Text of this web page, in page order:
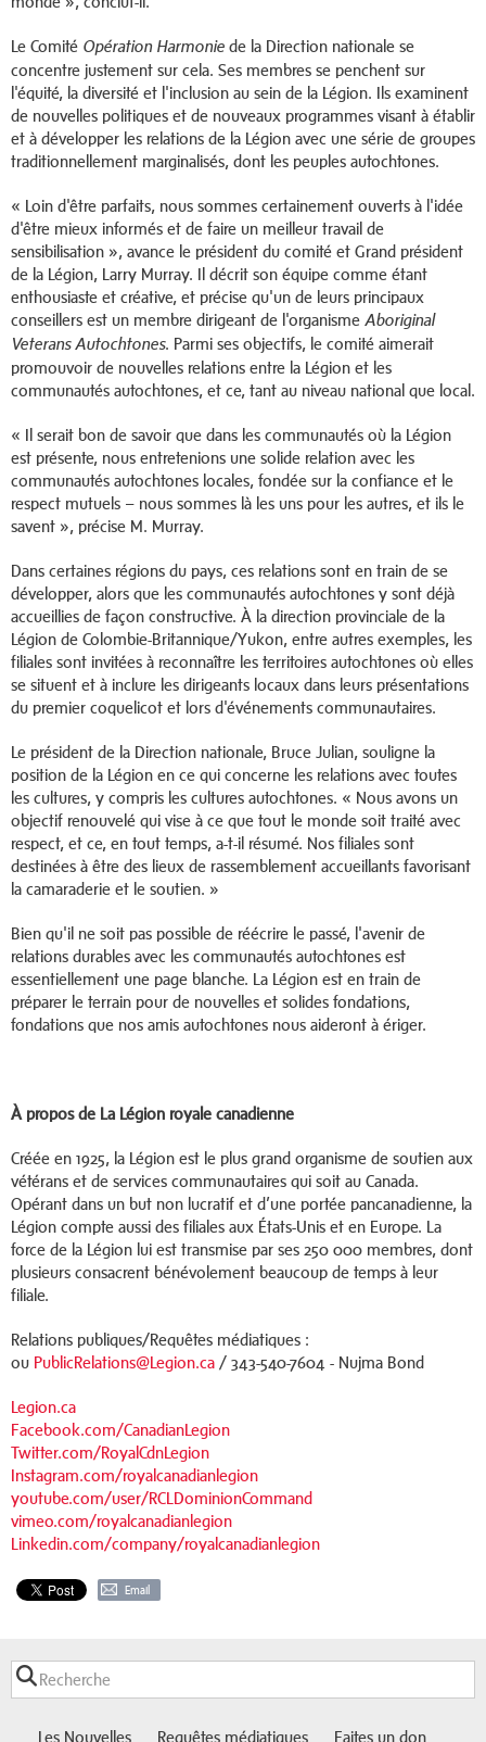
Le Comité Opération Harmonie de la Direction nationale se
concentre justement sur cela. Ses membres se penchent sur
l'équité, la diversité et l'inclusion au sein de la Légion. Ils examinent
de nouvelles politiques et de nouveaux programmes visant à établir
et à développer les relations de la Légion avec une série de groupes
traditionnellement marginalisés, dont les peuples autochtones.
« Loin d'être parfaits, nous sommes certainement ouverts à l'idée
d'être mieux informés et de faire un meilleur travail de
sensibilisation », avance le président du comité et Grand président
de la Légion, Larry Murray. Il décrit son équipe comme étant
enthousiaste et créative, et précise qu'un de leurs principaux
conseillers est un membre dirigeant de l'organisme Aboriginal
Veterans Autochtones. Parmi ses objectifs, le comité aimerait
promouvoir de nouvelles relations entre la Légion et les
communautés autochtones, et ce, tant au niveau national que local.
« Il serait bon de savoir que dans les communautés où la Légion
est présente, nous entretenions une solide relation avec les
communautés autochtones locales, fondée sur la confiance et le
respect mutuels – nous sommes là les uns pour les autres, et ils le
savent », précise M. Murray.
Dans certaines régions du pays, ces relations sont en train de se
développer, alors que les communautés autochtones y sont déjà
accueillies de façon constructive. À la direction provinciale de la
Légion de Colombie-Britannique/Yukon, entre autres exemples, les
filiales sont invitées à reconnaître les territoires autochtones où elles
se situent et à inclure les dirigeants locaux dans leurs présentations
du premier coquelicot et lors d'événements communautaires.
Le président de la Direction nationale, Bruce Julian, souligne la
position de la Légion en ce qui concerne les relations avec toutes
les cultures, y compris les cultures autochtones. « Nous avons un
objectif renouvelé qui vise à ce que tout le monde soit traité avec
respect, et ce, en tout temps, a-t-il résumé. Nos filiales sont
destinées à être des lieux de rassemblement accueillants favorisant
la camaraderie et le soutien. »
Bien qu'il ne soit pas possible de réécrire le passé, l'avenir de
relations durables avec les communautés autochtones est
essentiellement une page blanche. La Légion est en train de
préparer le terrain pour de nouvelles et solides fondations,
fondations que nos amis autochtones nous aideront à ériger.
À propos de La Légion royale canadienne
Créée en 1925, la Légion est le plus grand organisme de soutien aux
vétérans et de services communautaires qui soit au Canada.
Opérant dans un but non lucratif et d’une portée pancanadienne, la
Légion compte aussi des filiales aux États-Unis et en Europe. La
force de la Légion lui est transmise par ses 250 000 membres, dont
plusieurs consacrent bénévolement beaucoup de temps à leur
filiale.
Relations publiques/Requêtes médiatiques :
ou PublicRelations@Legion.ca / 343-540-7604 - Nujma Bond
Legion.ca
Facebook.com/CanadianLegion
Twitter.com/RoyalCdnLegion
Instagram.com/royalcanadianlegion
youtube.com/user/RCLDominionCommand
vimeo.com/royalcanadianlegion
Linkedin.com/company/royalcanadianlegion
Email
Les Nouvelles Requêtes médiatiques Faites un don